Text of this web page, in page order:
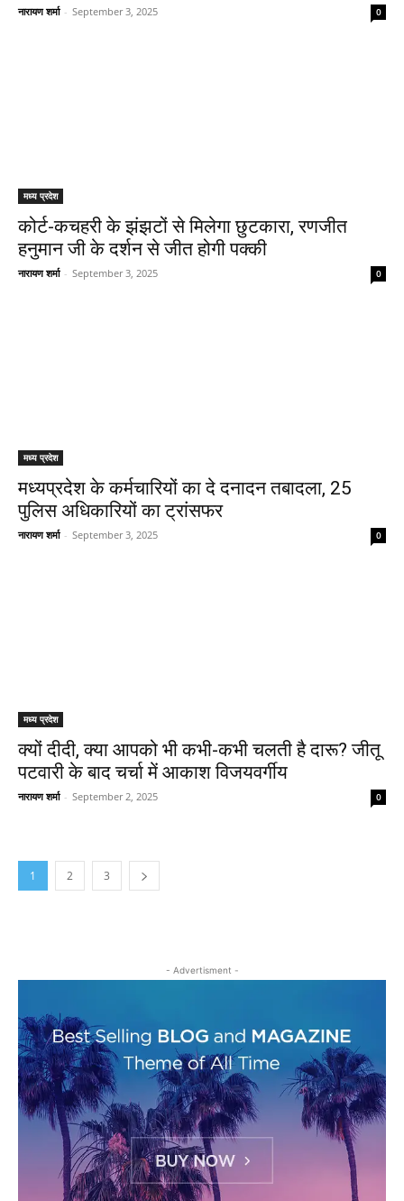
नारायण शर्मा - September 3, 2025 0
मध्य प्रदेश
कोर्ट-कचहरी के झंझटों से मिलेगा छुटकारा, रणजीत
हनुमान जी के दर्शन से जीत होगी पक्की
नारायण शर्मा - September 3, 2025 0
मध्य प्रदेश
मध्यप्रदेश के कर्मचारियों का दे दनादन तबादला, 25
पुलिस अधिकारियों का ट्रांसफर
नारायण शर्मा - September 3, 2025 0
मध्य प्रदेश
क्यों दीदी, क्या आपको भी कभी-कभी चलती है दारू? जीतू
पटवारी के बाद चर्चा में आकाश विजयवर्गीय
नारायण शर्मा - September 2, 2025 0
1 2 3
- Advertisment -